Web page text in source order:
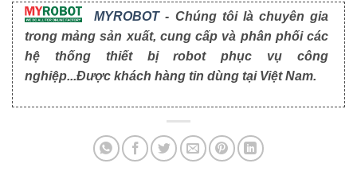
MYROBOT- Chúng tôi là chuyên gia
trong mảng sản xuất, cung cấp và phân phối các
hệ thống thiết bị robot phục vụ công
nghiệp...Được khách hàng tin dùng tại Việt Nam.